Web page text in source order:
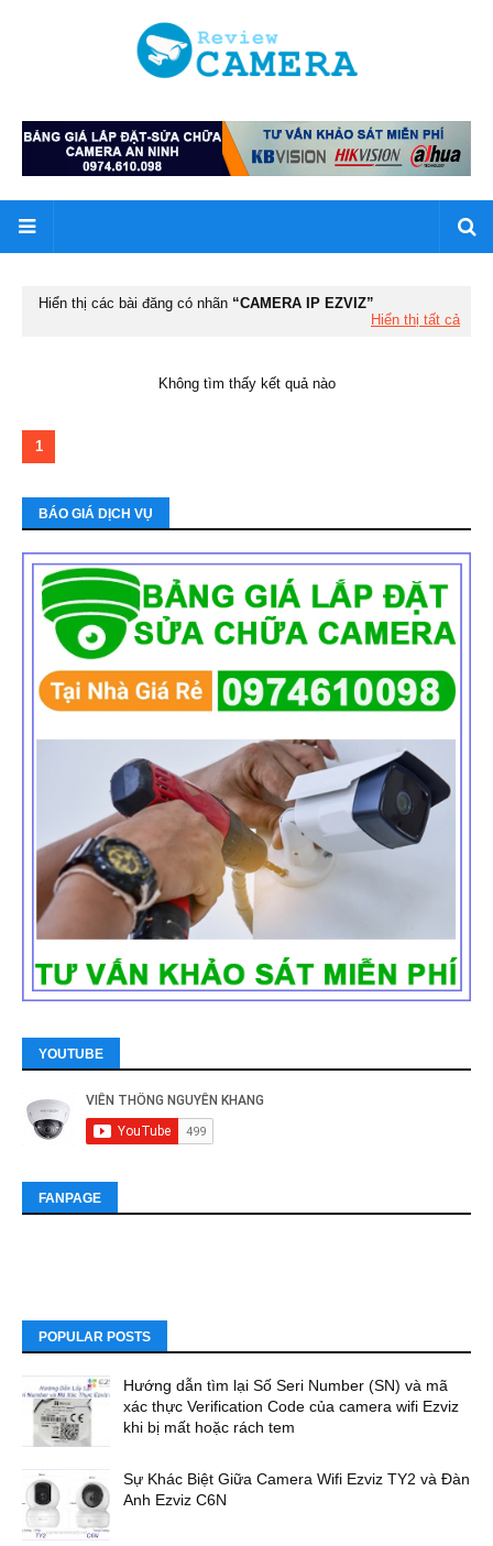
Hiển thị các bài đăng có nhãn
CAMERA IP EZVIZ
Hiển thị tất cả
Không tìm thấy kết quả nào
1
BÁO GIÁ DỊCH VỤ
YOUTUBE
FANPAGE
POPULAR POSTS
Hướng dẫn tìm lại Số Seri Number (SN) và mã
xác thực Verification Code của camera wifi Ezviz
khi bị mất hoặc rách tem
Sự Khác Biệt Giữa Camera Wifi Ezviz TY2 và Đàn
Anh Ezviz C6N